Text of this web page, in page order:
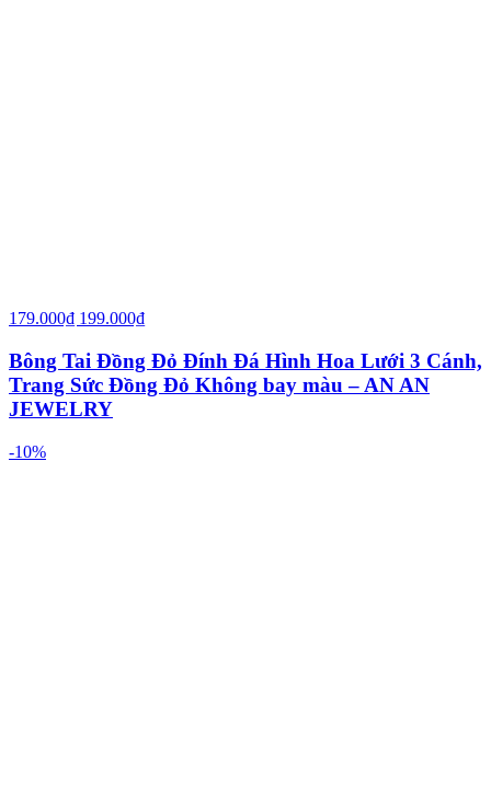
179.000₫ 199.000₫
Bông Tai Đồng Đỏ Đính Đá Hình Hoa Lưới 3 Cánh,
Trang Sức Đồng Đỏ Không bay màu – AN AN
JEWELRY
-10%